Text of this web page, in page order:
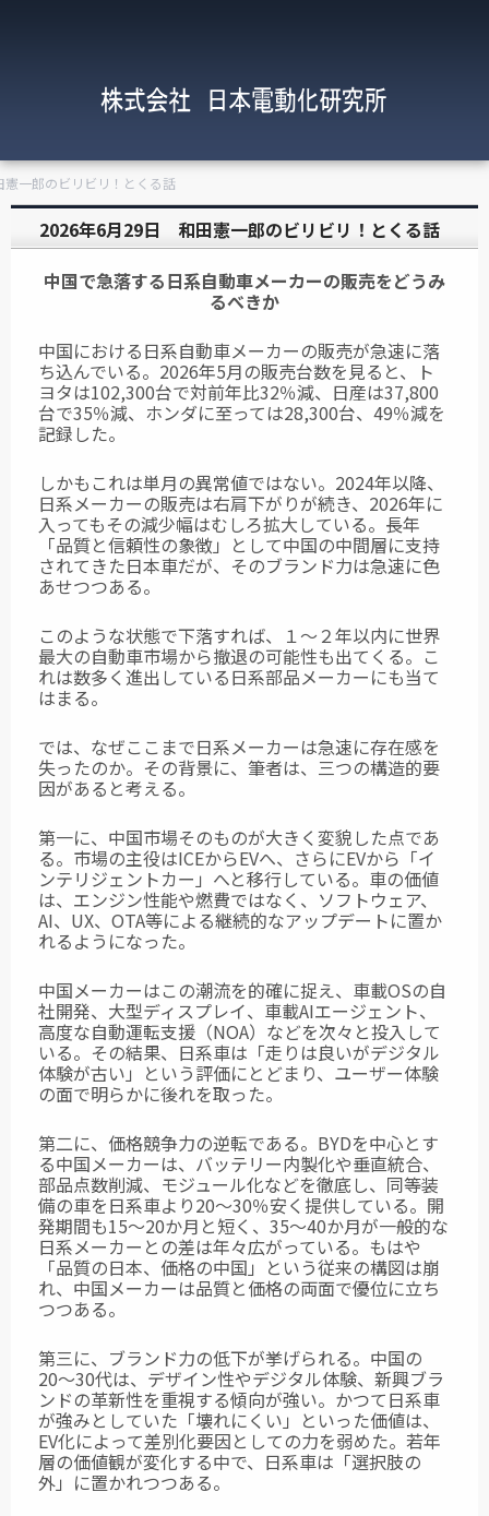
一郎のビリビリ！とくる話
2026年6月29日 和田憲一郎のビリビリ！とくる話
中国で急落する日系自動車メーカーの販売をどうみ
るべきか
中国における日系自動車メーカーの販売が急速に落
ち込んでいる。2026年5月の販売台数を見ると、ト
ヨタは102,300台で対前年比32％減、日産は37,800
台で35％減、ホンダに至っては28,300台、49％減を
記録した。
しかもこれは単月の異常値ではない。2024年以降、
日系メーカーの販売は右肩下がりが続き、2026年に
入ってもその減少幅はむしろ拡大している。長年
「品質と信頼性の象徴」として中国の中間層に支持
されてきた日本車だが、そのブランド力は急速に色
あせつつある。
このような状態で下落すれば、１～２年以内に世界
最大の自動車市場から撤退の可能性も出てくる。こ
れは数多く進出している日系部品メーカーにも当て
はまる。
では、なぜここまで日系メーカーは急速に存在感を
失ったのか。その背景に、筆者は、三つの構造的要
因があると考える。
第一に、中国市場そのものが大きく変貌した点であ
る。市場の主役はICEからEVへ、さらにEVから「イ
ンテリジェントカー」へと移行している。車の価値
は、エンジン性能や燃費ではなく、ソフトウェア、
AI、UX、OTA等による継続的なアップデートに置か
れるようになった。
中国メーカーはこの潮流を的確に捉え、車載OSの自
社開発、大型ディスプレイ、車載AIエージェント、
高度な自動運転支援（NOA）などを次々と投入して
いる。その結果、日系車は「走りは良いがデジタル
体験が古い」という評価にとどまり、ユーザー体験
の面で明らかに後れを取った。
第二に、価格競争力の逆転である。BYDを中心とす
る中国メーカーは、バッテリー内製化や垂直統合、
部品点数削減、モジュール化などを徹底し、同等装
備の車を日系車より20〜30％安く提供している。開
発期間も15〜20か月と短く、35〜40か月が一般的な
日系メーカーとの差は年々広がっている。もはや
「品質の日本、価格の中国」という従来の構図は崩
れ、中国メーカーは品質と価格の両面で優位に立ち
つつある。
第三に、ブランド力の低下が挙げられる。中国の
20〜30代は、デザイン性やデジタル体験、新興ブラ
ンドの革新性を重視する傾向が強い。かつて日系車
が強みとしていた「壊れにくい」といった価値は、
EV化によって差別化要因としての力を弱めた。若年
層の価値観が変化する中で、日系車は「選択肢の
外」に置かれつつある。